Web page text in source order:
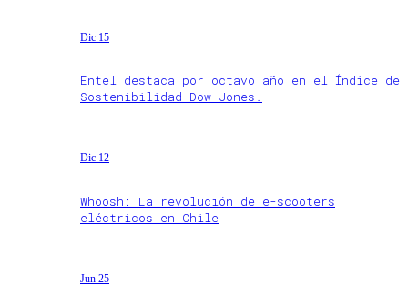
Dic 15
Entel destaca por octavo año en el Índice de
Sostenibilidad Dow Jones.
Dic 12
Whoosh: La revolución de e-scooters
eléctricos en Chile
Jun 25